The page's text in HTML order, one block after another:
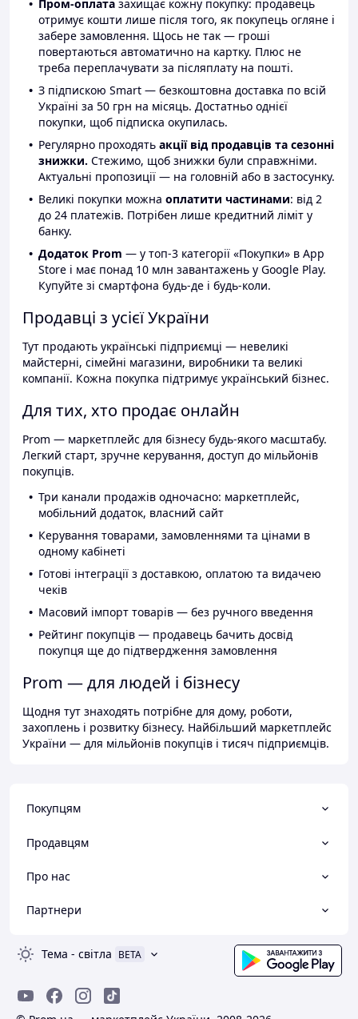
Пром-оплата захищає кожну покупку: продавець
отримує кошти лише після того, як покупець огляне і
забере замовлення. Щось не так — гроші
повертаються автоматично на картку. Плюс не
треба переплачувати за післяплату на пошті.
З підпискою Smart — безкоштовна доставка по всій
Україні за 50 грн на місяць. Достатньо однієї
покупки, щоб підписка окупилась.
Регулярно проходять акції від продавців та сезонні
знижки. Стежимо, щоб знижки були справжніми.
Актуальні пропозиції — на головній або в застосунку.
Великі покупки можна оплатити частинами: від 2
до 24 платежів. Потрібен лише кредитний ліміт у
банку.
Додаток Prom — у топ-3 категорії «Покупки» в App
Store і має понад 10 млн завантажень у Google Play.
Купуйте зі смартфона будь-де і будь-коли.
Продавці з усієї України
Тут продають українські підприємці — невеликі
майстерні, сімейні магазини, виробники та великі
компанії. Кожна покупка підтримує український бізнес.
Для тих, хто продає онлайн
Prom — маркетплейс для бізнесу будь-якого масштабу.
Легкий старт, зручне керування, доступ до мільйонів
покупців.
Три канали продажів одночасно: маркетплейс,
мобільний додаток, власний сайт
Керування товарами, замовленнями та цінами в
одному кабінеті
Готові інтеграції з доставкою, оплатою та видачею
чеків
Масовий імпорт товарів — без ручного введення
Рейтинг покупців — продавець бачить досвід
покупця ще до підтвердження замовлення
Prom — для людей і бізнесу
Щодня тут знаходять потрібне для дому, роботи,
захоплень і розвитку бізнесу. Найбільший маркетплейс
України — для мільйонів покупців і тисяч підприємців.
Покупцям
Продавцям
Про нас
Партнери
Тема - світла BETA